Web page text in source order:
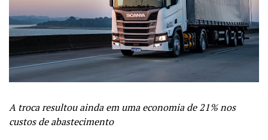
A troca resultou ainda em uma economia de 21% nos
custos de abastecimento